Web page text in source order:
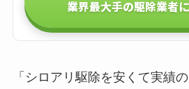
業界最大手の駆除業者
「シロアリ駆除を安くて実績